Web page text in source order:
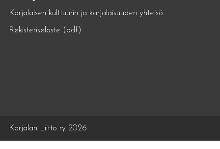
Karjalaisen kulttuurin ja karjalaisuuden yhteisö
Rekisteriseloste (pdf)
Karjalan Liitto ry 2026